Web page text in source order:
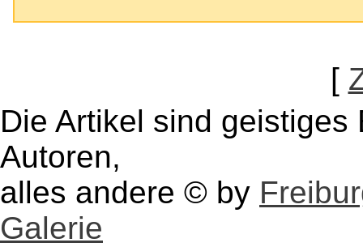
[
Die Artikel sind
Autoren,
alles andere © by
Galerie